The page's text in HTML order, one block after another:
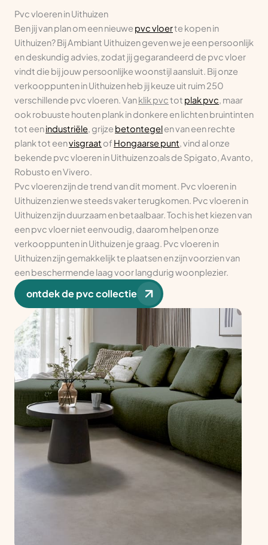
Pvc vloeren in Uithuizen
Ben jij van plan om een nieuwe pvc vloerte kopen in
Uithuizen? Bij Ambiant Uithuizen geven we je een persoonlijk
en deskundig advies, zodat jij gegarandeerd de pvc vloer
vindt die bij jouw persoonlijke woonstijl aansluit. Bij onze
verkooppunten in Uithuizen heb jij keuze uit ruim 250
verschillende pvc vloeren. Vanklik pvctot plak pvc, maar
ook robuuste houten plank in donkere en lichten bruintinten
tot eenindustriële, grijze betontegelen van een rechte
plank tot eenvisgraat of Hongaarse punt, vind al onze
bekende pvc vloeren in Uithuizen zoals de Spigato, Avanto,
Robusto en Vivero.
Pvc vloeren zijn de trend van dit moment. Pvc vloeren in
Uithuizen zien we steeds vaker terugkomen. Pvc vloeren in
Uithuizen zijn duurzaam en betaalbaar. Toch is het kiezen van
een pvc vloer niet eenvoudig, daarom helpen onze
verkooppunten in Uithuizen je graag. Pvc vloeren in
Uithuizen zijn gemakkelijk te plaatsen en zijn voorzien van
een beschermende laag voor langdurig woonplezier.
ontdek de pvc collectie